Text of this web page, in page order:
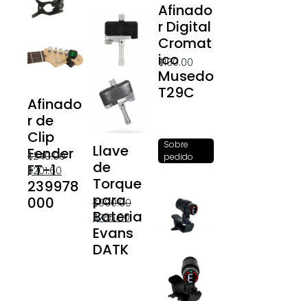
Afinado
r de
Clip
Fender
FT-1
239978
000
$240.00
$201.60
Llave
de
Torque
para
Bateria
Evans
DATK
$990.00
$785.00
Afinado
r Digital
Cromat
ico
Musedo
T29C
$160.00
Sobre
pedido